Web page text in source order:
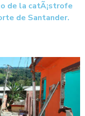
de la catÃ¡strofe
de Santander.